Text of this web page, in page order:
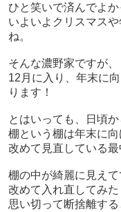
ひと笑いで済んでよ
いよいよクリスマス
ね。
そんな濃野家ですが、
12月に入り、年末に
ります！
とはいっても、日頃
棚という棚は年末に
改めて見直している最
棚の中が綺麗に見えて
改めて入れ直してみた
思い切って断捨離する